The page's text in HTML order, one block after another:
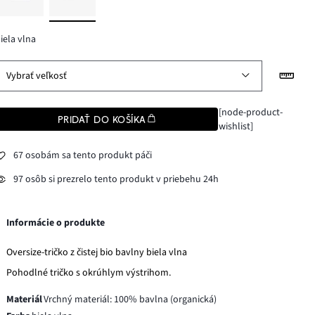
vlna
Vybrať veľkosť
PRIDAŤ DO KOŠÍKA
[node-product-
wishlist]
67 osobám sa tento produkt páči
97 osôb si prezrelo tento produkt v priebehu 24h
Informácie o produkte
Oversize-tričko z čistej bio bavlny biela vlna
Pohodlné tričko s okrúhlym výstrihom.
MateriálVrchný materiál: 100% bavlna (organická)